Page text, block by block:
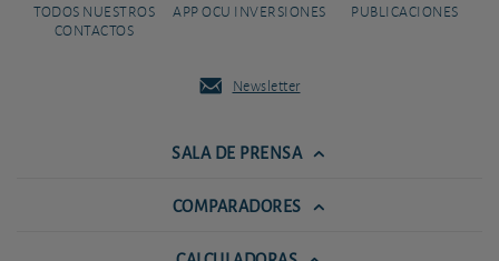
TODOS NUESTROS
CONTACTOS
APP OCU INVERSIONES PUBLICACIONES
Newsletter
SALA DE PRENSA
COMPARADORES